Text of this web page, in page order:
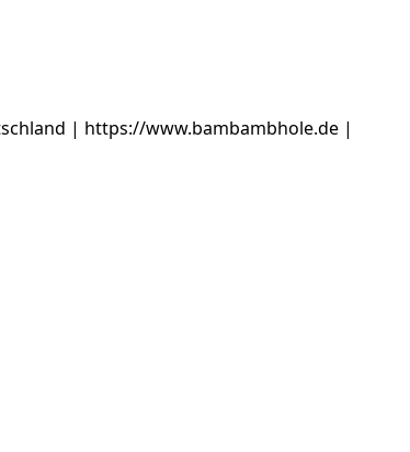
| https://www.bambambhole.de |